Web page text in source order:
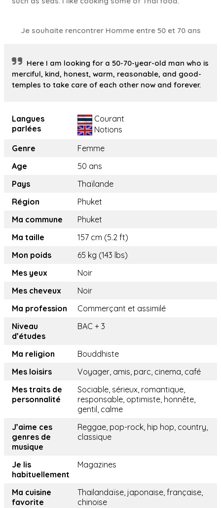
Je souhaite rencontrer Homme entre 50 et 70 ans
Here I am looking for a 50-70-year-old man who is
merciful, kind, honest, warm, reasonable, and good-
temples to take care of each other now and forever.
Langues
parlées
Courant
Notions
Genre
Femme
Age
50 ans
Pays
Thaïlande
Région
Phuket
Ma commune
Phuket
Ma taille
157 cm (5.2 ft)
Mon poids
65 kg (143 lbs)
Mes yeux
Noir
Mes cheveux
Noir
Ma profession
Commerçant et assimilé
Niveau
d’études
BAC + 3
Ma religion
Bouddhiste
Mes loisirs
Voyager, amis, parc, cinema, café
Mes traits de
personnalité
Sociable, sérieux, romantique,
responsable, optimiste, honnête,
gentil, calme
J’aime ces
genres de
musique
Reggae, pop-rock, hip hop, country,
classique
Je lis
habituellement
Magazines
Ma cuisine
favorite
Thailandaïse, japonaise, française,
chinoise